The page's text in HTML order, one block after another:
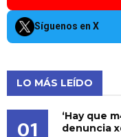
Síguenos en X
LO MÁS LEÍDO
01
‘Hay que
denuncia